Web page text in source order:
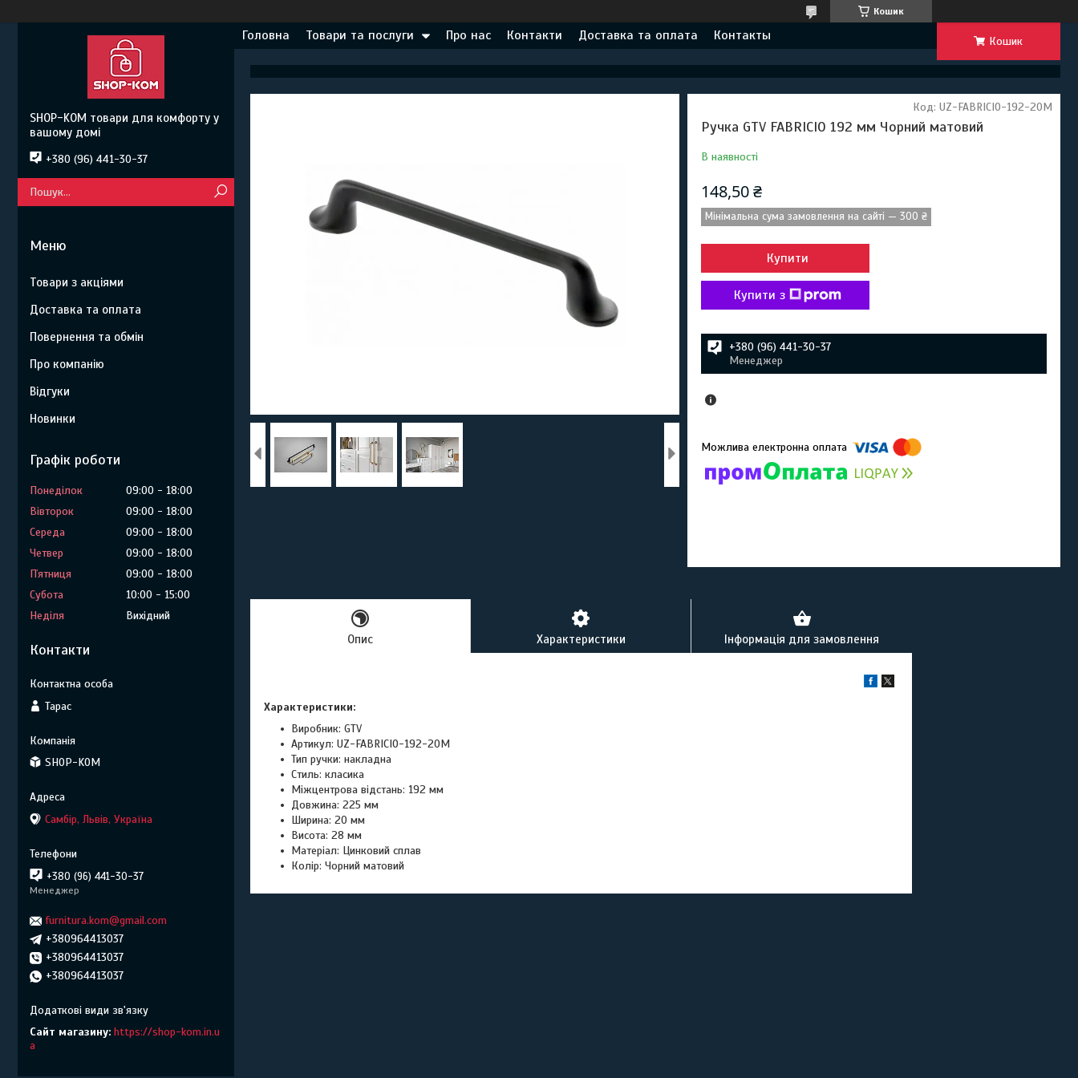
Кошик
Головна Товари та послуги Про нас Контакти Доставка та оплата Контакты Кошик
Ручка GTV FABRICIO 192 мм Чорний матовий
В наявності
Код: UZ-FABRICIO-192-20M
148,50 ₴
Мінімальна сума замовлення на сайті — 300 ₴
Купити
Купити з
+380 (96) 441-30-37
Менеджер
Опис Характеристики Інформація для замовлення
Характеристики:
Виробник: GTV
Артикул: UZ-FABRICIO-192-20M
Тип ручки: накладна
Стиль: класика
Міжцентрова відстань: 192 мм
Довжина: 225 мм
Ширина: 20 мм
Висота: 28 мм
Матеріал: Цинковий сплав
Колір: Чорний матовий
SHOP-KOM товари для комфорту у
вашому домі
+380 (96) 441-30-37
Товари з акціями
Доставка та оплата
Повернення та обмін
Про компанію
Відгуки
Новинки
Графік роботи
Понеділок 09:00
18:00
Вівторок
09:00
18:00
Середа
09:00
18:00
Четвер
09:00
18:00
Пʼятниця
09:00
18:00
Субота
10:00
15:00
Неділя
Вихідний
Контакти
Тарас
SHOP-KOM
Самбір, Львів, Україна
+380 (96) 441-30-37
Менеджер
furnitura.kom@gmail.com
+380964413037
+380964413037
+380964413037
Сайт магазину https://shop-kom.in.u
a